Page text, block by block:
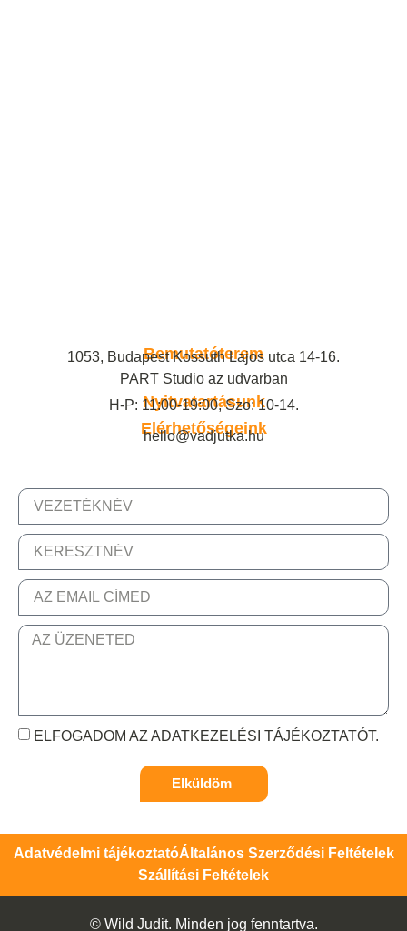
Bemutatóterem
1053, Budapest Kossuth Lajos utca 14-16.
PART Studio az udvarban
Nyitvatartásunk
H-P: 11:00-19:00, Szo: 10-14.
Elérhetőségeink
hello@vadjutka.hu
ELFOGADOM AZ ADATKEZELÉSI TÁJÉKOZTATÓT.
Elküldöm
Adatvédelmi tájékoztatóÁltalános Szerződési Feltételek
Szállítási Feltételek
© Wild Judit. Minden jog fenntartva.